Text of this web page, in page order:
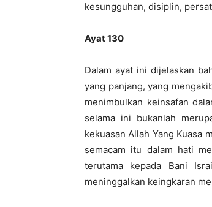
kesungguhan, disiplin,
Ayat 130
Dalam ayat ini dijelaskan
yang panjang, yang
menimbulkan keinsafan
selama ini bukanlah
kekuasan Allah Yang Kuasa
semacam itu dalam hati
terutama kepada Bani
meninggalkan keingkaran